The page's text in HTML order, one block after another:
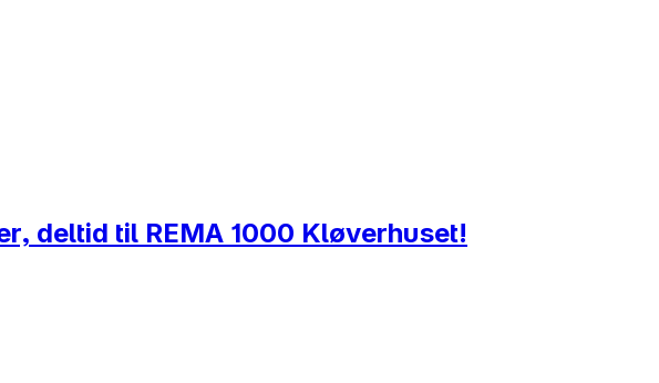
deltid til REMA 1000 Kløverhuset!